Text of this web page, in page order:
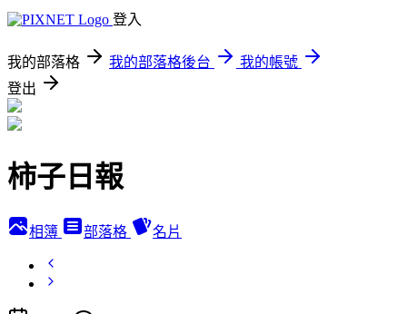
登入
我的部落格 我的部落格後台
我的帳號
登出
柿子日報
相簿 部落格 名片